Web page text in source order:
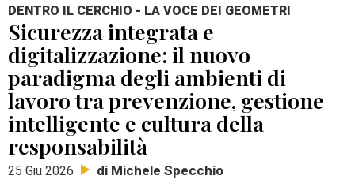
DENTRO IL CERCHIO - LA VOCE DEI GEOMETRI
Sicurezza integrata e
digitalizzazione: il nuovo
paradigma degli ambienti di
lavoro tra prevenzione, gestione
intelligente e cultura della
responsabilità
25 Giu 2026 di Michele Specchio